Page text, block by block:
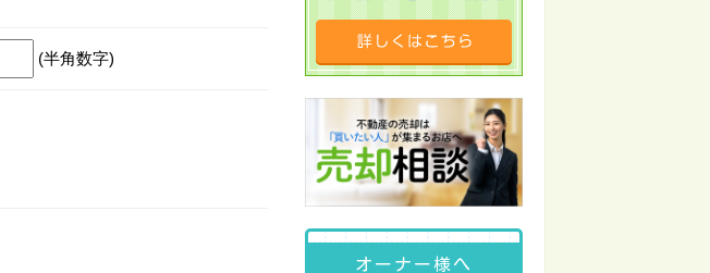
(半角数字)
オーナー様へ